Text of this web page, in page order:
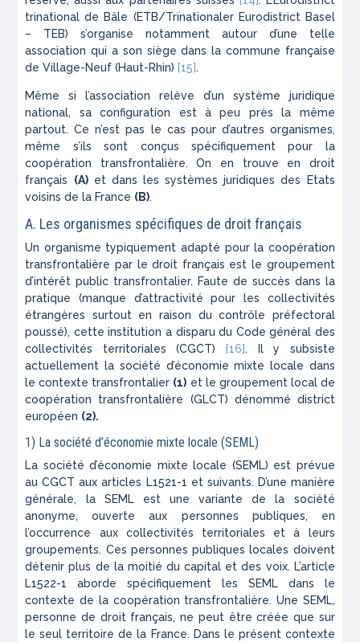
trinational de Bâle (ETB/Trinationaler Eurodistrict Basel
– TEB) s’organise notamment autour d’une telle
association qui a son siège dans la commune française
de Village-Neuf (Haut-Rhin) [15].
Même si l’association relève d’un système juridique
national, sa configuration est à peu près la même
partout. Ce n’est pas le cas pour d’autres organismes,
même s’ils sont conçus spécifiquement pour la
coopération transfrontalière. On en trouve en droit
français (A)et dans les systèmes juridiques des Etats
voisins de la France (B).
A. Les organismes spécifiques de droit français
Un organisme typiquement adapté pour la coopération
transfrontalière par le droit français est le groupement
d’intérêt public transfrontalier. Faute de succès dans la
pratique (manque d’attractivité pour les collectivités
étrangères surtout en raison du contrôle préfectoral
poussé), cette institution a disparu du Code général des
collectivités territoriales (CGCT)
[16]. Il y subsiste
actuellement la société d’économie mixte locale dans
le contexte transfrontalier (1) et le groupement local de
coopération transfrontalière (GLCT) dénommé district
européen (2).
1) La société d’économie mixte locale (SEML)
La société d’économie mixte locale (SEML) est prévue
au CGCT aux articles L1521-1 et suivants. D’une manière
générale, la SEML est une variante de la société
anonyme, ouverte aux personnes publiques, en
l’occurrence aux collectivités territoriales et à leurs
groupements. Ces personnes publiques locales doivent
détenir plus de la moitié du capital et des voix. L’article
L1522-1 aborde spécifiquement les SEML dans le
contexte de la coopération transfrontalière. Une SEML,
personne de droit français, ne peut être créée que sur
le seul territoire de la France. Dans le présent contexte